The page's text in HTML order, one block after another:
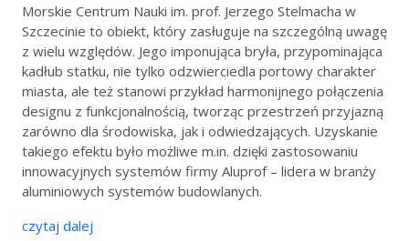
Morskie Centrum Nauki im. prof. Jerzego Stelmacha w
Szczecinie to obiekt, który zasługuje na szczególną uwagę
z wielu względów. Jego imponująca bryła, przypominająca
kadłub statku, nie tylko odzwierciedla portowy charakter
miasta, ale też stanowi przykład harmonijnego połączenia
designu z funkcjonalnością, tworząc przestrzeń przyjazną
zarówno dla środowiska, jak i odwiedzających. Uzyskanie
takiego efektu było możliwe m.in. dzięki zastosowaniu
innowacyjnych systemów firmy Aluprof – lidera w branży
aluminiowych systemów budowlanych.
czytaj dalej